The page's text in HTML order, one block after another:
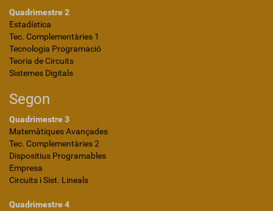
Quadrimestre 2
Estadística
Tec. Complementàries 1
Tecnologia Programació
Teoria de Circuits
Sistemes Digitals
Segon
Quadrimestre 3
Matemàtiques Avançades
Tec. Complementàries 2
Dispositius Programables
Empresa
Circuits i Sist. Lineals
Quadrimestre 4